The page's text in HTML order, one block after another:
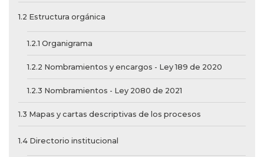
1.2 Estructura orgánica
1.2.1 Organigrama
1.2.2 Nombramientos y encargos - Ley 189 de 2020
1.2.3 Nombramientos - Ley 2080 de 2021
1.3 Mapas y cartas descriptivas de los procesos
1.4 Directorio institucional